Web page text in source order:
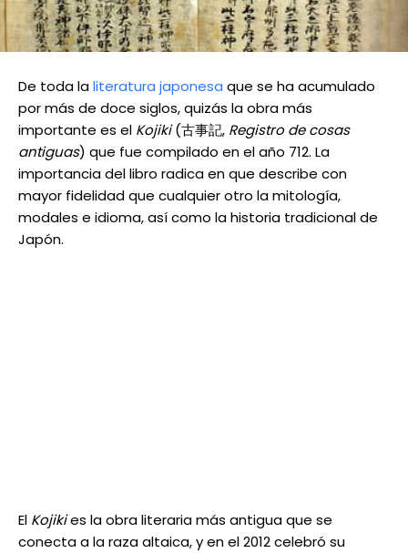
De toda laliteratura japonesa que se ha acumulado
por más de doce siglos, quizás la obra más
importante es el Kojiki(古事記, Registro de cosas
antiguas) que fue compilado en el año 712. La
importancia del libro radica en que describe con
mayor fidelidad que cualquier otro la mitología,
modales e idioma, así como la historia tradicional de
Japón.
El Kojikies la obra literaria más antigua que se
conecta a la raza altaica, y en el 2012 celebró su